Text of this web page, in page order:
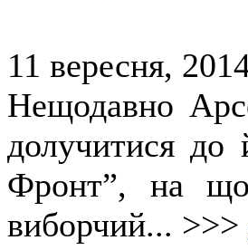
11 вересня,
Нещодавно
долучитися до
Фронт”, на що
виборчий... >>>